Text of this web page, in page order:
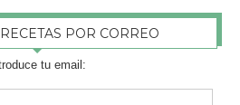
POR CORREO
tu email: